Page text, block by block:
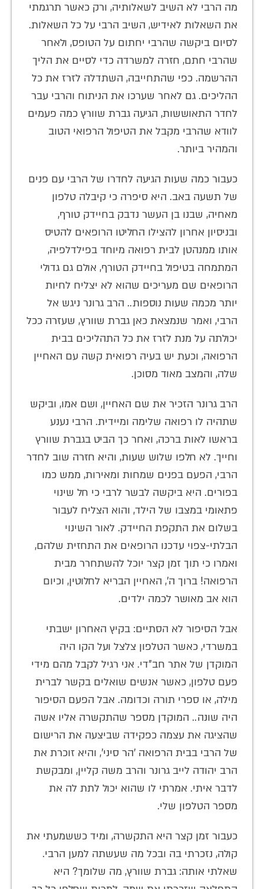
מה הרבי לא השיב לשאלותיה, ורק כאשר תרגמתי
את השאלות לאידיש, השיב הרבי על כל השאלות.
לסיום ביקשה שהרבי יחתום על הטופס, ולאחר
שהרבי חתם, חזרה למשרדה כדי לסיים את הליך
ההרשמה. כפי שהתחייבה, השתדלה לזרז את כל
ההליכים. גם לאחר שערכו את הניתוח והרבי עבר
לחדר התאוששות, הגיעה גברת שוורץ כמה פעמים
לוודא שהרבי מקבל את הטיפול הרפואי הטוב
והמהיר ביותר.
כעבור כמה שעות הגיעה לחדרו של הרבי עם פנים
של תשעה באב. היא סיפרה כי קיבלה טלפון
מאחיה, שבנו בן העשר נדבק בחיידק טורף,
ובניסיון אחרון להצילו החליטו הרופאים להטיס
אותו ממנהטן לבית רפואה מיוחד בפילדלפיה,
המתמחה בטיפול בחיידק הטורף, אולם גם גדולי
הרופאים שם מעריכים שהוא לא יצליח לחיות
יותר מכמה שעות נוספות.. הרב גרונר ניגש אל
הרבי, ואמר שנמצאת כאן גברת שוורץ, שעזרה ככל
יכולתה על מנת לזרז את כל התהליכים בבית
הרפואה, וכעת יש בעיה רפואית קשה עם האחיין
שלה, והמצב מאוד מסוכן.
הרב גרונר הזכיר את שם האחיין, ושם אמו, וביקש
שתהיה לו רפואה שלימה ומיידית. הרבי נענע
בראשו לאות ברכה, ואחר כך הביט בגברת שוורץ
וחייך. לא חלפו שלוש שעות, והיא חזרה שוב לחדר
הרבי, הפעם בפנים שמחות ומאירות, ממש כמו
בפורים. היא ביקשה לבשר לרבי כי חל שינוי
פתאומי במצבו של הילד, והוא הצליח לעבור
בשלום את התקפת החיידק. לאור השינוי
הבלתי-צפוי עדכנו הרופאים את התחזית שלהם,
ואמרו כי תוך זמן קצר יוכל להשתחרר מבית
הרפואה! ברוך ה', האחיין הבריא לחלוטין, וכיום
הוא אב מאושר לכמה ילדים.
אבל הסיפור לא הסתיים: בקיץ האחרון ישבתי
במשרדי, כאשר הטלפון צלצל ועל הקו היה
המוקדן של אתר חב"די. אני רגיל לקבל מהם מידי
פעם טלפון, כאשר אנשים שואלים בקשר לברית
מילה, או ספרי תורה וכדומה. אבל הפעם הסיפור
היה שונה.. המוקדן מספר שהתקשרה אליו אשה
שהציגה את עצמה כפקידה שביצעה את הרישום
של הרבי בבית הרפואה 'הר סיני', והיא זוכרת את
הרב יהודה לייב גרונר והרב משה קליין, ומבקשת
לדבר איתי. אמרתי לו שהוא יכול לתת לה את
מספר הטלפון שלי.
כעבור זמן קצר היא התקשרה, ומיד כששמעתי את
קולה, נזכרתי בה ובכל מה שעשתה למען הרבי.
שאלתי אותה: גברת שוורץ, מה שלומך? היא